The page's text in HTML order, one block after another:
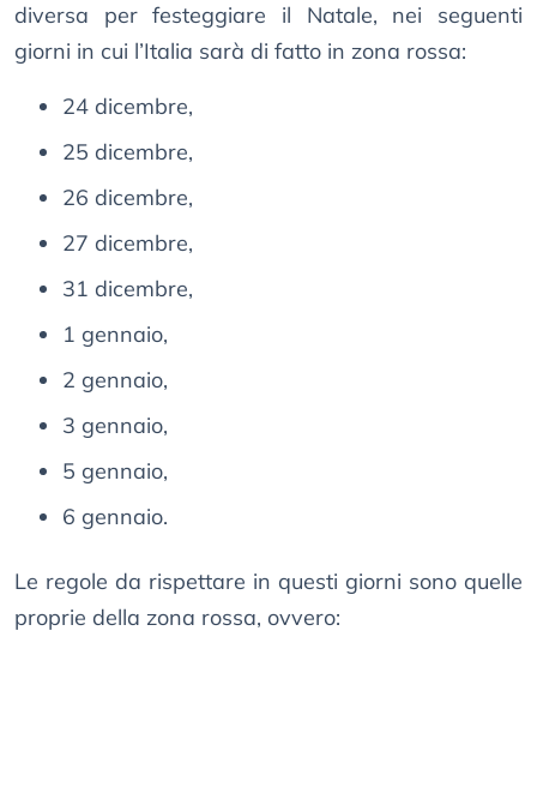
diversa per festeggiare il Natale, nei seguenti
giorni in cui l’Italia sarà di fatto in zona rossa:
24 dicembre,
25 dicembre,
26 dicembre,
27 dicembre,
31 dicembre,
1 gennaio,
2 gennaio,
3 gennaio,
5 gennaio,
6 gennaio.
Le regole da rispettare in questi giorni sono quelle
proprie della zona rossa, ovvero: